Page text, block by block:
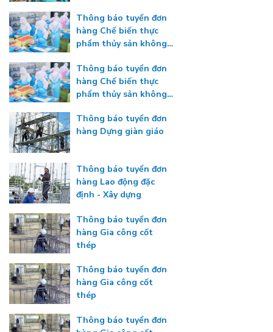
Thông báo tuyển đơn
hàng Chế biến thực
phẩm thủy sản không
Thông báo tuyển đơn
hàng Chế biến thực
phẩm thủy sản không
Thông báo tuyển đơn
hàng Dựng giàn giáo
Thông báo tuyển đơn
hàng Lao động đặc
định - Xây dựng
Thông báo tuyển đơn
hàng Gia công cốt
thép
Thông báo tuyển đơn
hàng Gia công cốt
thép
Thông báo tuyển đơn